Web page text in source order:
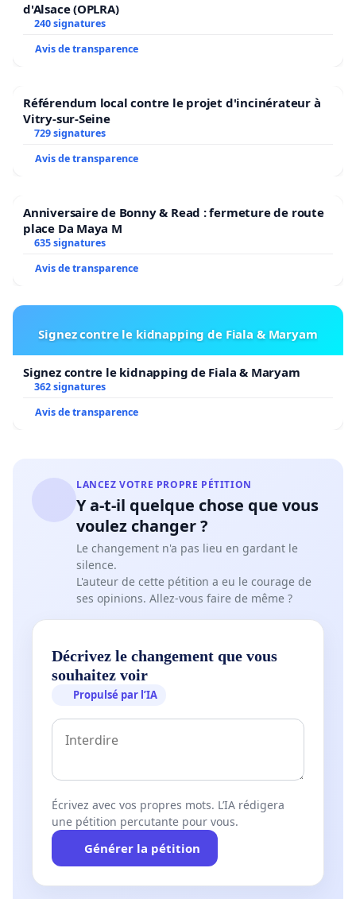
d'Alsace (OPLRA)
240 signatures
Avis de transparence
Référendum local contre le projet d'incinérateur à
Vitry-sur-Seine
729 signatures
Avis de transparence
Anniversaire de Bonny & Read : fermeture de route
place Da Maya M
635 signatures
Avis de transparence
Signez contre le kidnapping de Fiala & Maryam
Signez contre le kidnapping de Fiala & Maryam
362 signatures
Avis de transparence
LANCEZ VOTRE PROPRE PÉTITION
Y a-t-il quelque chose que vous
voulez changer ?
Le changement n'a pas lieu en gardant le
silence.
L'auteur de cette pétition a eu le courage de
ses opinions. Allez-vous faire de même ?
Décrivez le changement que vous
souhaitez voir
Propulsé par l’IA
Écrivez avec vos propres mots. L’IA rédigera
une pétition percutante pour vous.
Générer la pétition